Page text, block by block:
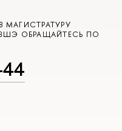
ОБРАЩАЙТЕСЬ ПО